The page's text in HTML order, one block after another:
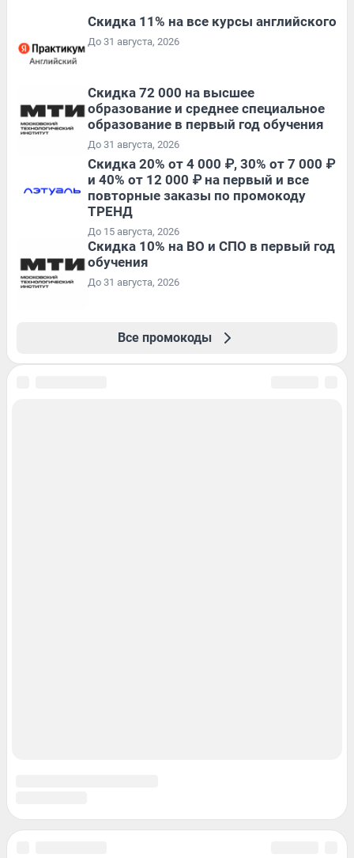
Скидка 11% на все курсы английского
До 31 августа, 2026
Скидка 72 000 на высшее
образование и среднее специальное
образование в первый год обучения
До 31 августа, 2026
Скидка 20% от 4 000 ₽, 30% от 7 000 ₽
и 40% от 12 000 ₽ на первый и все
повторные заказы по промокоду
ТРЕНД
До 15 августа, 2026
Скидка 10% на ВО и СПО в первый год
обучения
До 31 августа, 2026
Все промокоды